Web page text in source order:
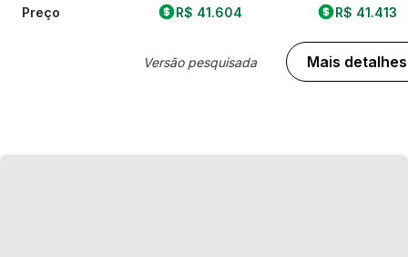
Preço R$ 41.604
Versão pesquisada
R$ 41.413
Mais detalhes